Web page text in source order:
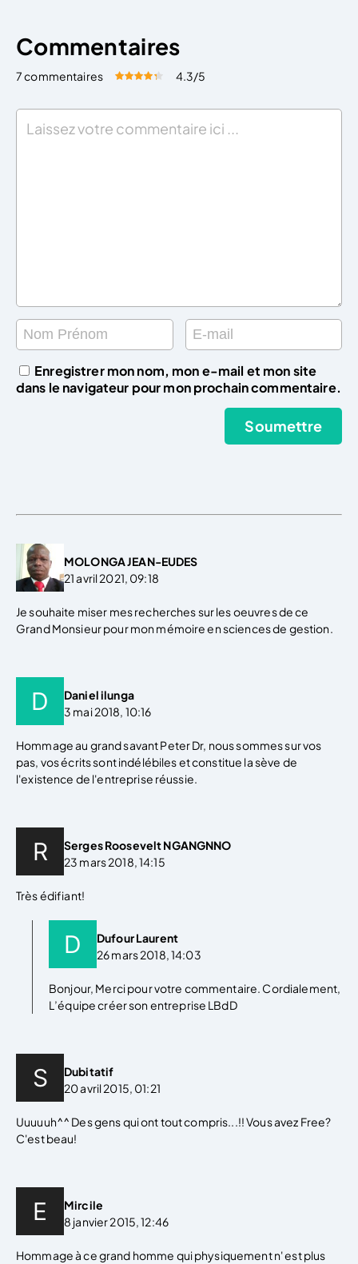
Commentaires
7 commentaires Évaluez cet article:
4.3/5
Enregistrer mon nom, mon e-mail et mon site
dans le navigateur pour mon prochain commentaire.
MOLONGA JEAN-EUDES
21 avril 2021, 09:18
Je souhaite miser mes recherches sur les oeuvres de ce
Grand Monsieur pour mon mémoire en sciences de gestion.
Daniel ilunga
3 mai 2018, 10:16
Hommage au grand savant Peter Dr, nous sommes sur vos
pas, vos écrits sont indélébiles et constitue la sève de
l'existence de l'entreprise réussie.
Serges Roosevelt NGANGNNO
23 mars 2018, 14:15
Très édifiant!
Dufour Laurent
26 mars 2018, 14:03
Bonjour, Merci pour votre commentaire. Cordialement,
L’équipe créer son entreprise LBdD
Dubitatif
20 avril 2015, 01:21
Uuuuuh^^ Des gens qui ont tout compris...!! Vous avez Free?
C'est beau!
Mircile
8 janvier 2015, 12:46
Hommage à ce grand homme qui physiquement n' est plus